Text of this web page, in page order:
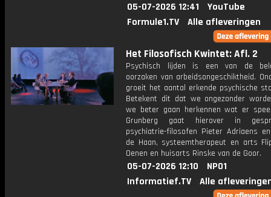
05-07-2026 12:41
YouTube
Formule1.TV
Alle afleveringen
Het Filosofisch Kwintet: Afl. 2
Psychisch lijden is een van de
oorzaken van arbeidsongeschiktheid.
groeit het aantal erkende psychische
Betekent dit dat we ongezonder
we beter gaan herkennen wat er
Grunberg gaat hierover in
psychiatrie-filosofen Pieter Adriaens
de Haan, systeemtherapeut en arts
Oenen en huisarts Rinske van de Goor.
05-07-2026 12:10
NPO1
Informatief.TV
Alle